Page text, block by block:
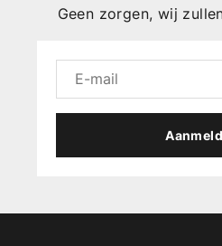
Geen zorgen, wij